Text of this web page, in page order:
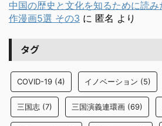
中国の歴史と文化を知るために読
作漫画5選 その3 に 匿名 より
タグ
COVID-19 (4) イノベーション (5)
三国志 (7) 三国演義連環画 (69)